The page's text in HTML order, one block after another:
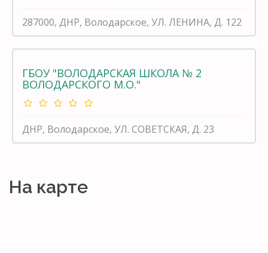
287000, ДНР, Володарское, УЛ. ЛЕНИНА, Д. 122
ГБОУ "ВОЛОДАРСКАЯ ШКОЛА № 2
ВОЛОДАРСКОГО М.О."
ДНР, Володарское, УЛ. СОВЕТСКАЯ, Д. 23
На карте